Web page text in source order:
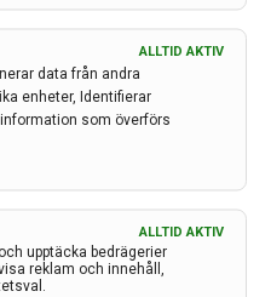
ALLTID AKTIV
data från andra
enheter, Identifierar
som överförs
upptäcka bedrägerier
reklam och innehåll,
ALLTID AKTIV
Unknown – Lund 1–2
MDS-kongressen i
från konferensen.
8 dec 2023